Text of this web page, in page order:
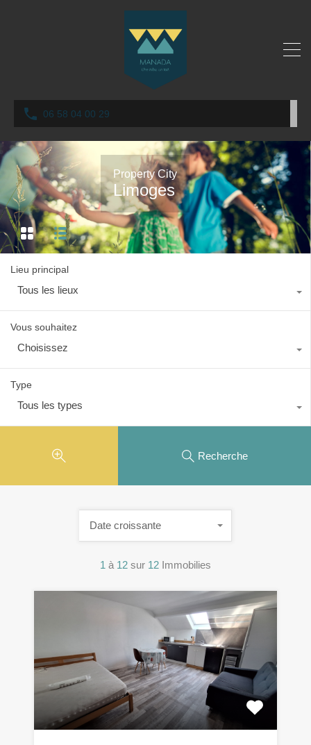
06 58 04 00 29
Property City
Limoges
Lieu principal
Tous les lieux
Vous souhaitez
Choisissez
Type
Tous les types
Recherche
1 à 12 sur 12 Immobilies
Date croissante